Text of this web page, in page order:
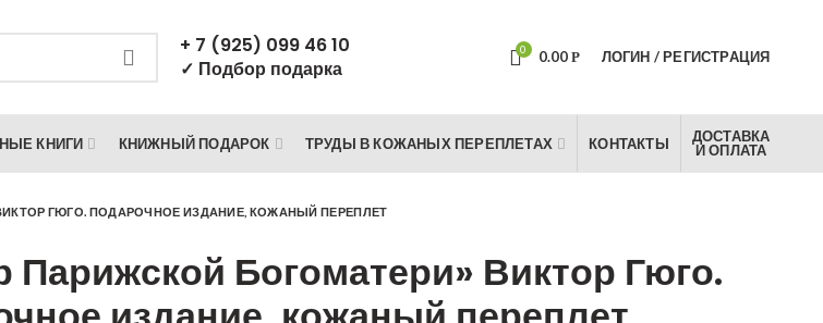
+ 7 (925) 099 46 10
✓ Подбор подарка
0 0.00 Р ЛОГИН / РЕГИСТРАЦИЯ
КНИГИ КНИЖНЫЙ ПОДАРОК ТРУДЫ В КОЖАНЫХ ПЕРЕПЛЕТАХ КОНТАКТЫ
ДОСТАВКА
И ОПЛАТА
ГЮГО. ПОДАРОЧНОЕ ИЗДАНИЕ, КОЖАНЫЙ ПЕРЕПЛЕТ
Парижской Богоматери» Виктор Гюго.